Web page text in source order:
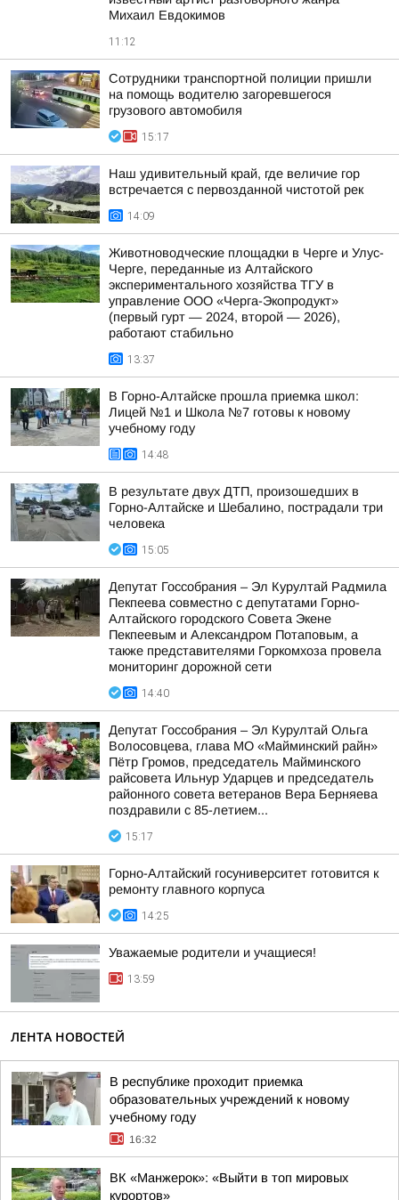
Михаил Евдокимов
11:12
Сотрудники транспортной полиции пришли
на помощь водителю загоревшегося
грузового автомобиля
15:17
Наш удивительный край, где величие гор
встречается с первозданной чистотой рек
14:09
Животноводческие площадки в Черге и Улус-
Черге, переданные из Алтайского
экспериментального хозяйства ТГУ в
управление ООО «Черга-Экопродукт»
(первый гурт — 2024, второй — 2026),
работают стабильно
13:37
В Горно-Алтайске прошла приемка школ:
Лицей №1 и Школа №7 готовы к новому
учебному году
14:48
В результате двух ДТП, произошедших в
Горно-Алтайске и Шебалино, пострадали три
человека
15:05
Депутат Госсобрания – Эл Курултай Радмила
Пекпеева совместно с депутатами Горно-
Алтайского городского Совета Экене
Пекпеевым и Александром Потаповым, а
также представителями Горкомхоза провела
мониторинг дорожной сети
14:40
Депутат Госсобрания – Эл Курултай Ольга
Волосовцева, глава МО «Майминский райн»
Пётр Громов, председатель Майминского
райсовета Ильнур Ударцев и председатель
районного совета ветеранов Вера Берняева
поздравили с 85-летием...
15:17
Горно-Алтайский госуниверситет готовится к
ремонту главного корпуса
14:25
Уважаемые родители и учащиеся!
13:59
ЛЕНТА НОВОСТЕЙ
В республике проходит приемка
образовательных учреждений к новому
учебному году
16:32
ВК «Манжерок»: «Выйти в топ мировых
курортов»